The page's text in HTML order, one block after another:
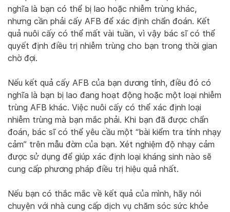
nghĩa là bạn có thể bị lao hoặc nhiễm trùng khác,
nhưng cần phải cấy AFB để xác định chẩn đoán. Kết
quả nuôi cấy có thể mất vài tuần, vì vậy bác sĩ có thể
quyết định điều trị nhiễm trùng cho bạn trong thời gian
chờ đợi.
Nếu kết quả cấy AFB của bạn dương tính, điều đó có
nghĩa là bạn bị lao đang hoạt động hoặc một loại nhiễm
trùng AFB khác. Việc nuôi cấy có thể xác định loại
nhiễm trùng mà bạn mắc phải. Khi bạn đã được chẩn
đoán, bác sĩ có thể yêu cầu một “bài kiểm tra tính nhạy
cảm” trên mẫu đờm của bạn. Xét nghiệm độ nhạy cảm
được sử dụng để giúp xác định loại kháng sinh nào sẽ
cung cấp phương pháp điều trị hiệu quả nhất.
Nếu bạn có thắc mắc về kết quả của mình, hãy nói
chuyện với nhà cung cấp dịch vụ chăm sóc sức khỏe